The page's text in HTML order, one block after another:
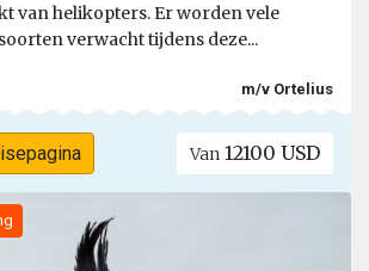
van helikopters. Er worden vele
verwacht tijdens deze...
m/v Ortelius
Van 12100 USD